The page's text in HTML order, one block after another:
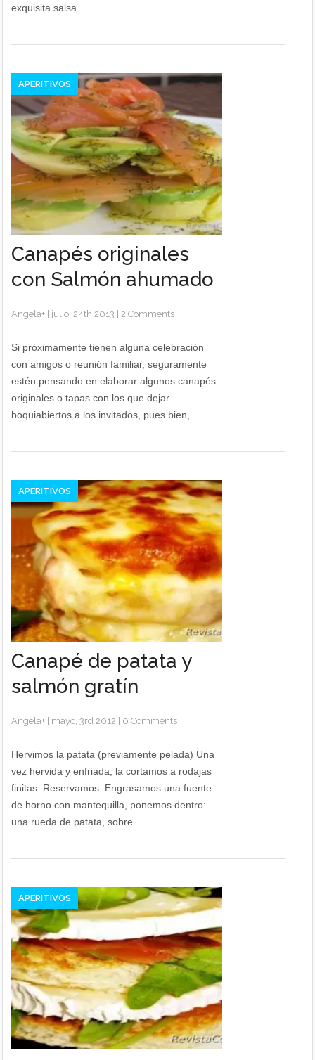
exquisita salsa...
APERITIVOS
Canapés originales
con Salmón ahumado
Angela+ julio, 24th 2013 |2 Comments
Si próximamente tienen alguna celebración
con amigos o reunión familiar, seguramente
estén pensando en elaborar algunos canapés
originales o tapas con los que dejar
boquiabiertos a los invitados, pues bien,...
APERITIVOS
Canapé de patata y
salmón gratín
Angela+ mayo, 3rd 2012 0 Comments
Hervimos la patata (previamente pelada) Una
vez hervida y enfriada, la cortamos a rodajas
finitas. Reservamos. Engrasamos una fuente
de horno con mantequilla, ponemos dentro:
una rueda de patata, sobre...
APERITIVOS